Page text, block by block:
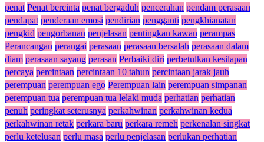
penat Penat bercinta penat bergaduh pencerahan pendam perasaan
pendapat penderaan emosi pendirian pengganti pengkhianatan
pengkid pengorbanan penjelasan pentingkan kawan perampas
Perancangan perangai perasaan perasaan bersalah perasaan dalam
diam perasaan sayang perasan Perbaiki diri perbetulkan kesilapan
percaya percintaan percintaan 10 tahun percintaan jarak jauh
perempuan perempuan ego Perempuan lain perempuan simpanan
perempuan tua perempuan tua lelaki muda perhatian perhatian
penuh peringkat seterusnya perkahwinan perkahwinan kedua
perkahwinan retak perkara baru perkara remeh perkenalan singkat
perlu ketelusan perlu masa perlu penjelasan perlukan perhatian